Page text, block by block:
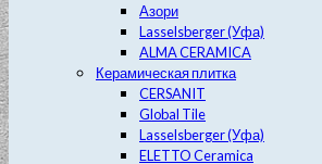
Азори
Lasselsberger (Уфа)
ALMA CERAMICA
Керамическая плитка
CERSANIT
Global Tile
Lasselsberger (Уфа)
ELETTO Ceramica